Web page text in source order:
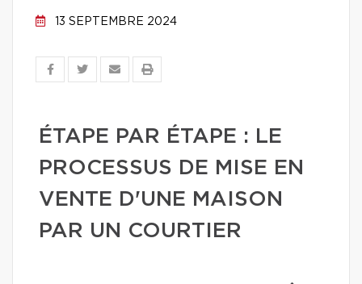
13 SEPTEMBRE 2024
ÉTAPE PAR ÉTAPE : LE
PROCESSUS DE MISE EN
VENTE D'UNE MAISON
PAR UN COURTIER